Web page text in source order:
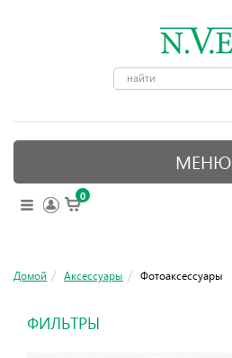
МЕНЮ
ОПТИЧЕСКИЕ ПРИБОРЫ
ПРИНАДЛЕЖНОСТИ ДЛЯ ОХОТЫ
0
Домой Аксессуары Фотоаксессуары
ФИЛЬТРЫ